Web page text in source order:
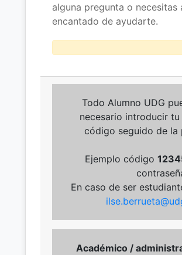
alguna pregunta o
encantado de ayudarte.
Todo Alumno UDG
necesario introducir
código seguido de la
Ejemplo código
En caso de ser
Académico /